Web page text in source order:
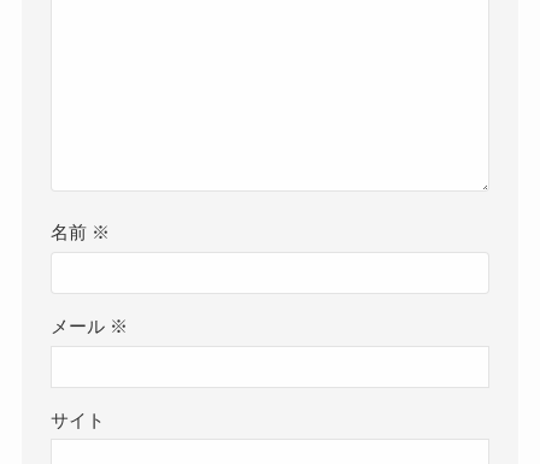
名前 ※
メール ※
サイト